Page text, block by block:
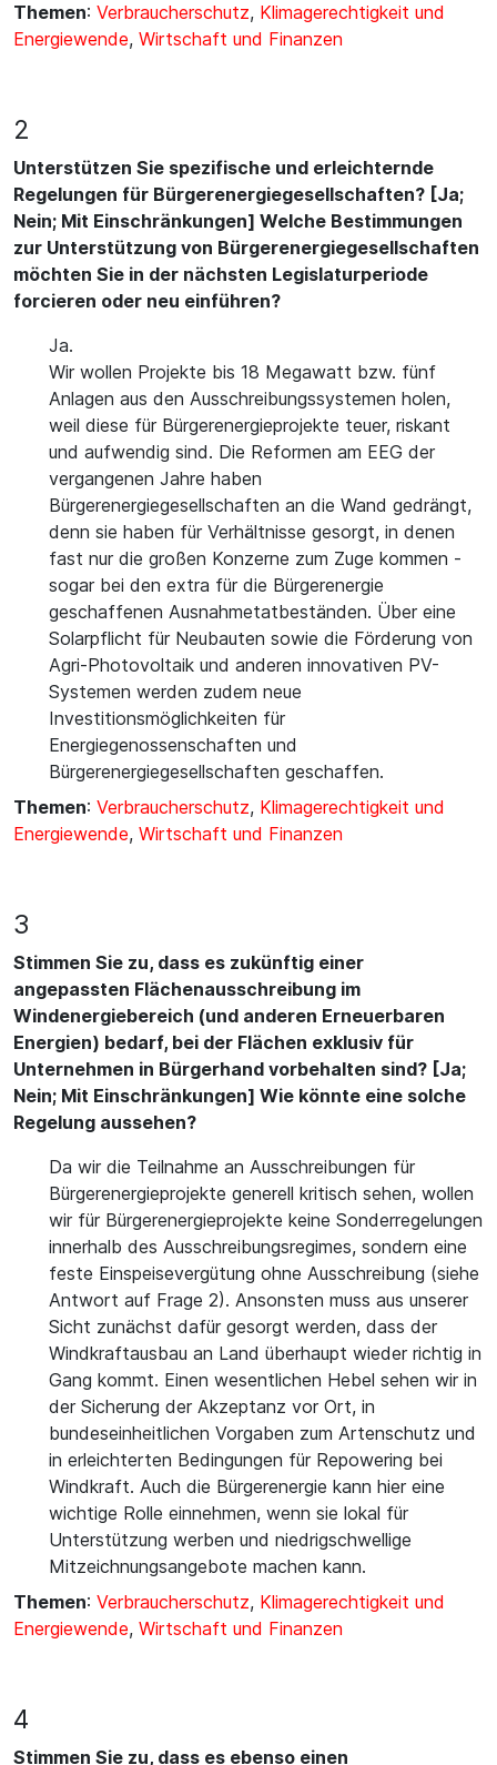
Themen: Verbraucherschutz, Klimagerechtigkeit und
Energiewende, Wirtschaft und Finanzen
2
Unterstützen Sie spezifische und erleichternde
Regelungen für Bürgerenergiegesellschaften? [Ja;
Nein; Mit Einschränkungen] Welche Bestimmungen
zur Unterstützung von Bürgerenergiegesellschaften
möchten Sie in der nächsten Legislaturperiode
forcieren oder neu einführen?
Ja.
Wir wollen Projekte bis 18 Megawatt bzw. fünf
Anlagen aus den Ausschreibungssystemen holen,
weil diese für Bürgerenergieprojekte teuer, riskant
und aufwendig sind. Die Reformen am EEG der
vergangenen Jahre haben
Bürgerenergiegesellschaften an die Wand gedrängt,
denn sie haben für Verhältnisse gesorgt, in denen
fast nur die großen Konzerne zum Zuge kommen -
sogar bei den extra für die Bürgerenergie
geschaffenen Ausnahmetatbeständen. Über eine
Solarpflicht für Neubauten sowie die Förderung von
Agri-Photovoltaik und anderen innovativen PV-
Systemen werden zudem neue
Investitionsmöglichkeiten für
Energiegenossenschaften und
Bürgerenergiegesellschaften geschaffen.
Themen: Verbraucherschutz, Klimagerechtigkeit und
Energiewende, Wirtschaft und Finanzen
3
Stimmen Sie zu, dass es zukünftig einer
angepassten Flächenausschreibung im
Windenergiebereich (und anderen Erneuerbaren
Energien) bedarf, bei der Flächen exklusiv für
Unternehmen in Bürgerhand vorbehalten sind? [Ja;
Nein; Mit Einschränkungen] Wie könnte eine solche
Regelung aussehen?
Da wir die Teilnahme an Ausschreibungen für
Bürgerenergieprojekte generell kritisch sehen, wollen
wir für Bürgerenergieprojekte keine Sonderregelungen
innerhalb des Ausschreibungsregimes, sondern eine
feste Einspeisevergütung ohne Ausschreibung (siehe
Antwort auf Frage 2). Ansonsten muss aus unserer
Sicht zunächst dafür gesorgt werden, dass der
Windkraftausbau an Land überhaupt wieder richtig in
Gang kommt. Einen wesentlichen Hebel sehen wir in
der Sicherung der Akzeptanz vor Ort, in
bundeseinheitlichen Vorgaben zum Artenschutz und
in erleichterten Bedingungen für Repowering bei
Windkraft. Auch die Bürgerenergie kann hier eine
wichtige Rolle einnehmen, wenn sie lokal für
Unterstützung werben und niedrigschwellige
Mitzeichnungsangebote machen kann.
Themen: Verbraucherschutz, Klimagerechtigkeit und
Energiewende, Wirtschaft und Finanzen
4
Stimmen Sie zu, dass es ebenso einen